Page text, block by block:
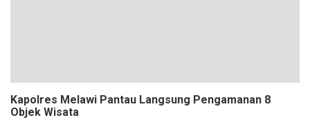
Kapolres Melawi Pantau Langsung Pengamanan 8
Objek Wisata